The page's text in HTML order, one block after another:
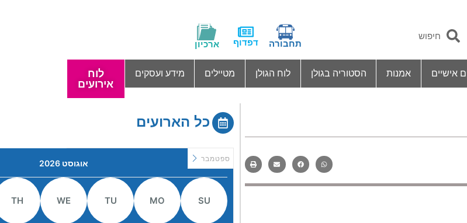
תחבורה דפדוף ארכיון
אישיים אמנות הסטוריה בגולן לוח הגולן מטיילים מידע ועסקים
לוח
אירועים
כל הארועים
אוגוסט 2026 ספטמבר
SU
MO
TU
WE
TH